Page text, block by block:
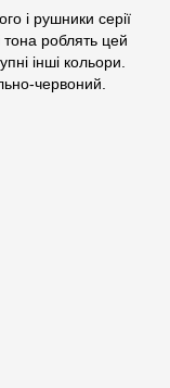
і рушники серії
роблять цей
інші кольори.
червоний.